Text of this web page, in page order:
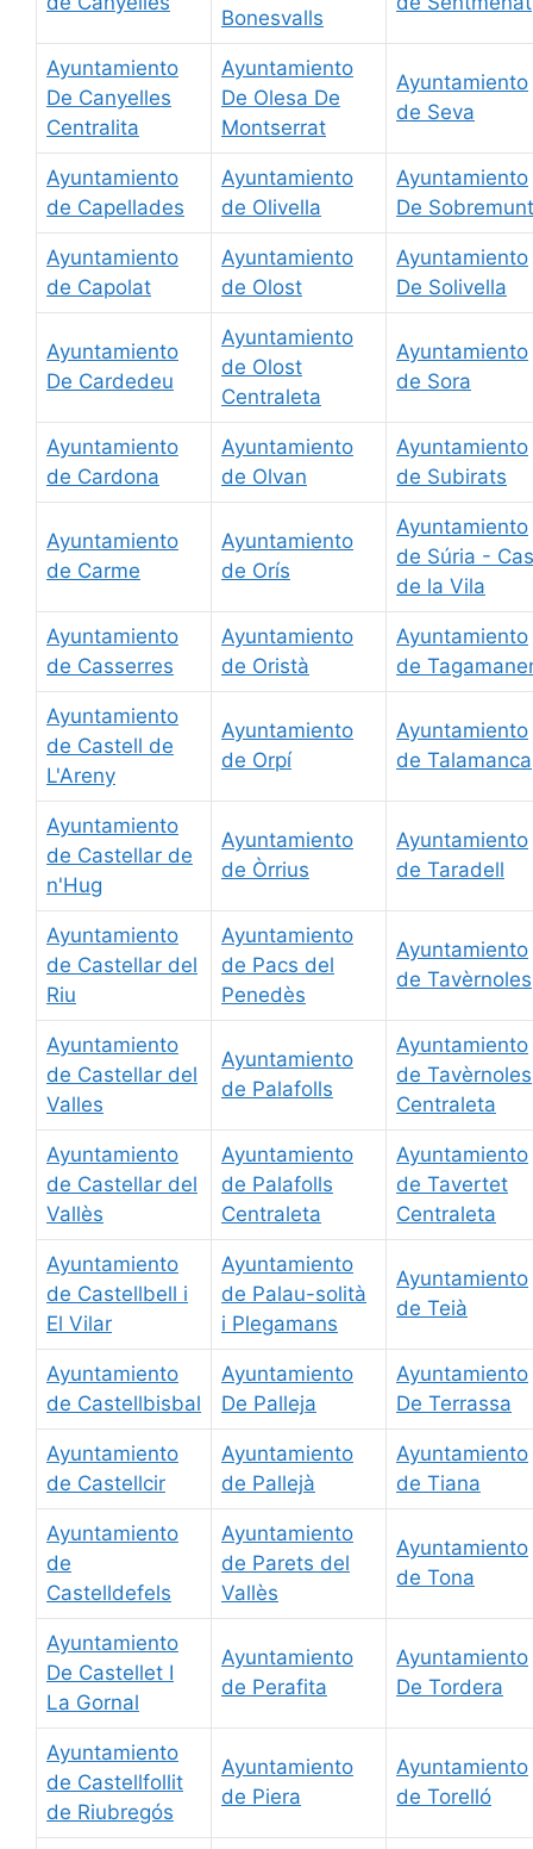
Bonesvalls
Ayuntamiento
De Canyelles
Centralita
Ayuntamiento
De Olesa De
Montserrat
Ayuntamiento
de Seva
Ayuntamiento
de Capellades
Ayuntamiento
de Olivella
Ayuntamiento
De Sobremunt
Ayuntamiento
de Capolat
Ayuntamiento
de Olost
Ayuntamiento
De Solivella
Ayuntamiento
De Cardedeu
Ayuntamiento
de Olost
Centraleta
Ayuntamiento
de Sora
Ayuntamiento
de Cardona
Ayuntamiento
de Olvan
Ayuntamiento
de Subirats
Ayuntamiento
de Carme
Ayuntamiento
de Orís
Ayuntamiento
de Súria -
de la Vila
Ayuntamiento
de Casserres
Ayuntamiento
de Oristà
Ayuntamiento
de
Ayuntamiento
de Castell de
L'Areny
Ayuntamiento
de Orpí
Ayuntamiento
de Talamanca
Ayuntamiento
de Castellar de
n'Hug
Ayuntamiento
de Òrrius
Ayuntamiento
de Taradell
Ayuntamiento
de Castellar del
Riu
Ayuntamiento
de Pacs del
Penedès
Ayuntamiento
de Tavèrnoles
Ayuntamiento
de Castellar del
Valles
Ayuntamiento
de Palafolls
Ayuntamiento
de Tavèrnoles
Centraleta
Ayuntamiento
de Castellar del
Vallès
Ayuntamiento
de Palafolls
Centraleta
Ayuntamiento
de Tavertet
Centraleta
Ayuntamiento
de Castellbell i
El Vilar
Ayuntamiento
de Palau-solità
i Plegamans
Ayuntamiento
de Teià
Ayuntamiento
de Castellbisbal
Ayuntamiento
De Palleja
Ayuntamiento
De Terrassa
Ayuntamiento
de Castellcir
Ayuntamiento
de Pallejà
Ayuntamiento
de Tiana
Ayuntamiento
de
Castelldefels
Ayuntamiento
de Parets del
Vallès
Ayuntamiento
de Tona
Ayuntamiento
De Castellet I
La Gornal
Ayuntamiento
de Perafita
Ayuntamiento
De Tordera
Ayuntamiento
de Castellfollit
de Riubregós
Ayuntamiento
de Piera
Ayuntamiento
de Torelló